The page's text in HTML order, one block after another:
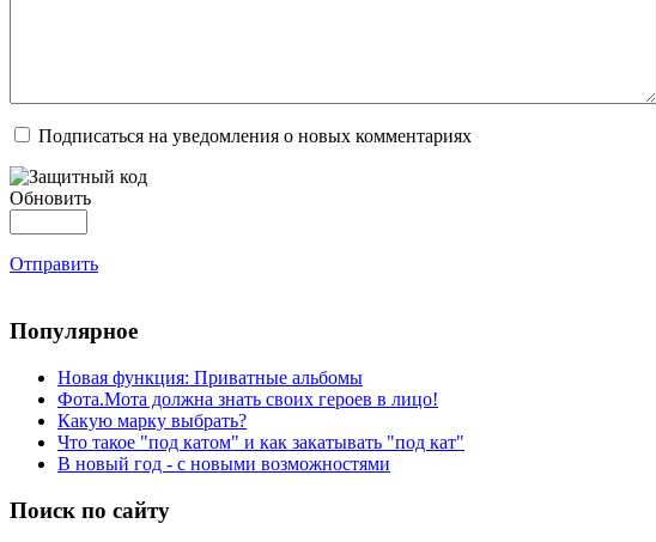
Подписаться на уведомления о новых комментариях
Обновить
Отправить
Популярное
Новая функция: Приватные альбомы
Фота.Мота должна знать своих героев в лицо!
Какую марку выбрать?
Что такое "под катом" и как закатывать "под кат"
В новый год - с новыми возможностями
Поиск по сайту